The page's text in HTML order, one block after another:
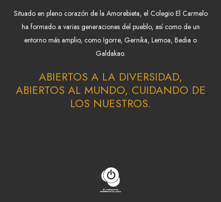
Situado en pleno corazón de la Amorebieta, el Colegio El Carmelo
ha formado a varias generaciones del pueblo, así como de un
entorno más amplio, como Igorre, Gernika, Lemoa, Bedia o
Galdakao.
ABIERTOS A LA DIVERSIDAD,
ABIERTOS AL MUNDO, CUIDANDO DE
LOS NUESTROS.